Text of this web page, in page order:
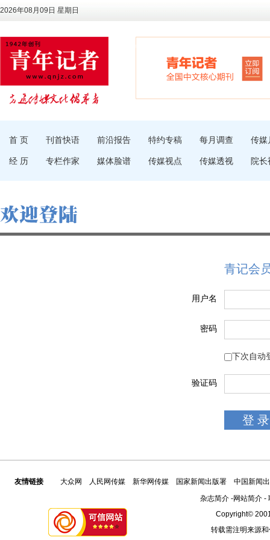
2026年08月09日 星期日
首 页 刊首快语 前沿报告 特约专稿 每月调查 传媒
经 历 专栏作家 媒体脸谱 传媒视点 传媒透视 院长
青记会
用户名
密码
下次自动
验证码
友情链接 大众网 人民网传媒 新华网传媒 国家新闻出版署
中国新闻
杂志简介 -网站简介 -
Copyright©
转载需注明来源